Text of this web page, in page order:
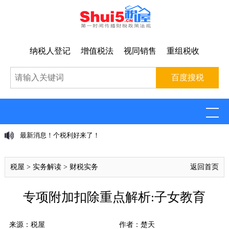
纳税人登记 增值税法 视同销售 重组税收
最新消息！个税利好来了！
税屋 > 实务解读> 财税实务 返回首页
专项附加扣除重点解析:子女教育
来源：税屋
作者：楚天